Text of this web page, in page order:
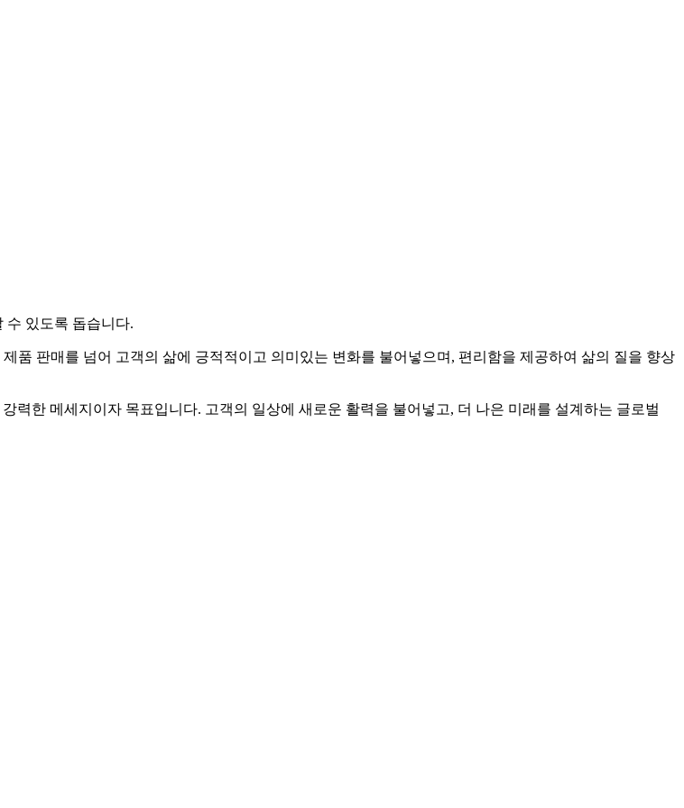
수 있도록 돕습니다.
품 판매를 넘어 고객의 삶에 긍적적이고 의미있는 변화를 불어넣으며, 편리함을 제공하여 삶의 질을 향상
력한 메세지이자 목표입니다. 고객의 일상에 새로운 활력을 불어넣고, 더 나은 미래를 설계하는 글로벌